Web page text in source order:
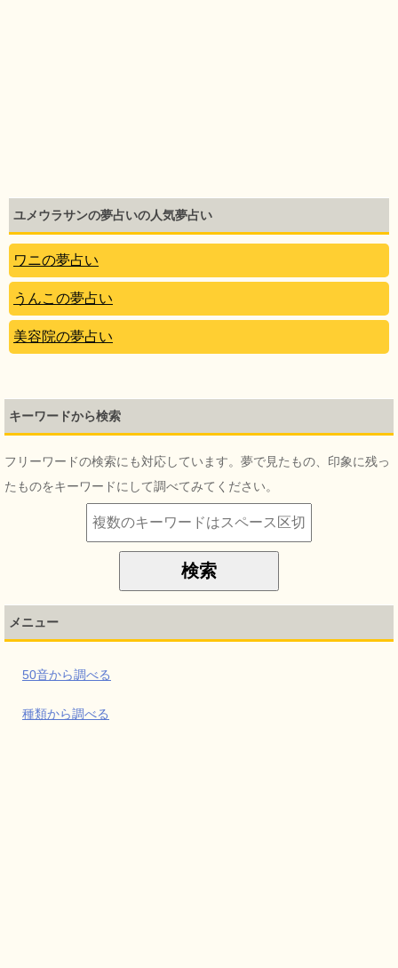
ユメウラサンの夢占いの人気夢占い
ワニの夢占い
うんこの夢占い
美容院の夢占い
キーワードから検索
フリーワードの検索にも対応しています。夢で見たもの、印象に残っ
たものをキーワードにして調べてみてください。
メニュー
50音から調べる
種類から調べる